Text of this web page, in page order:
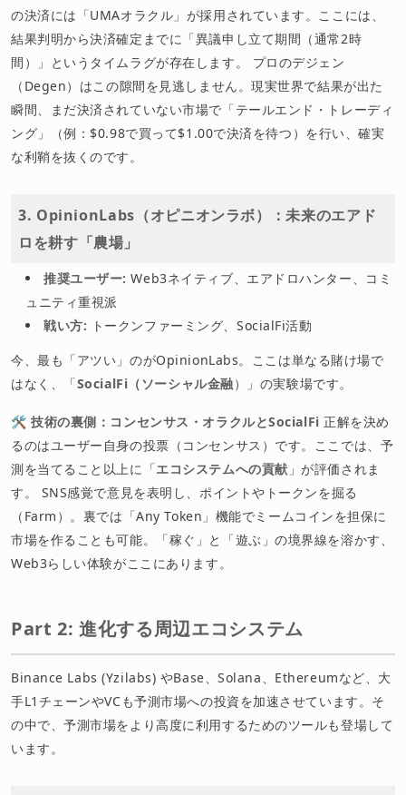
の決済には「UMAオラクル」が採用されています。ここには、
結果判明から決済確定までに「異議申し立て期間（通常2時
間）」というタイムラグが存在します。 プロのデジェン
（Degen）はこの隙間を見逃しません。現実世界で結果が出た
瞬間、まだ決済されていない市場で「テールエンド・トレーディ
ング」（例：$0.98で買って$1.00で決済を待つ）を行い、確実
な利鞘を抜くのです。
3. OpinionLabs（オピニオンラボ）：未来のエアド
ロを耕す「農場」
推奨ユーザー: Web3ネイティブ、エアドロハンター、コミ
ュニティ重視派
戦い方: トークンファーミング、SocialFi活動
今、最も「アツい」のがOpinionLabs。ここは単なる賭け場で
はなく、「SocialFi（ソーシャル金融）」の実験場です。
🛠 技術の裏側：コンセンサス・オラクルとSocialFi 正解を決め
るのはユーザー自身の投票（コンセンサス）です。ここでは、予
測を当てること以上に「エコシステムへの貢献 」が評価されま
す。 SNS感覚で意見を表明し、ポイントやトークンを掘る
（Farm）。裏では「Any Token」機能でミームコインを担保に
市場を作ることも可能。「稼ぐ」と「遊ぶ」の境界線を溶かす、
Web3らしい体験がここにあります。
Part 2: 進化する周辺エコシステム
Binance Labs (Yzilabs) やBase、Solana、Ethereumなど、大
手L1チェーンやVCも予測市場への投資を加速させています。そ
の中で、予測市場をより高度に利用するためのツールも登場して
います。